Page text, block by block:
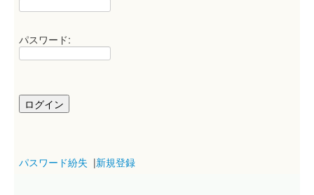
パスワード:
パスワード紛失 |新規登録